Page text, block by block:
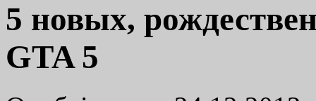
5 новых,
GTA 5